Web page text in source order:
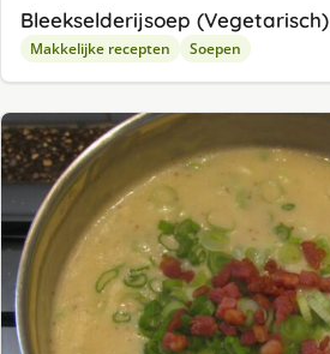
Bleekselderijsoep (Vegetarisch)
Makkelijke recepten Soepen